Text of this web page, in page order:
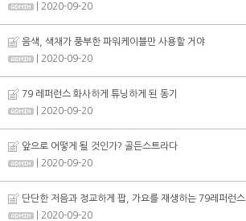
| 2020-09-20
음색, 색채가 풍부한 파워케이블만 사용할 거야
| 2020-09-20
79 레퍼런스 화사하게 튜닝하게 된 동기
| 2020-09-20
앞으로 어떻게 될 것인가? 골든스트라다
| 2020-09-20
단단한 저음과 정교하게 팝, 가요를 재생하는 79레퍼런스
| 2020-09-20